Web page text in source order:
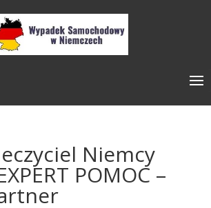
Niemcy
POMOC –